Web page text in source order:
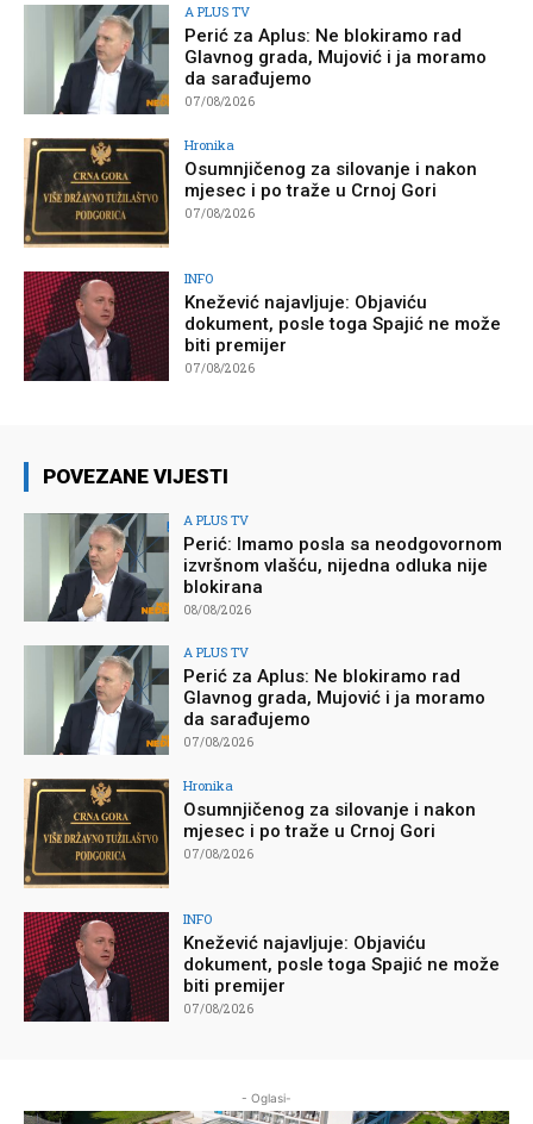
A PLUS TV
Perić za Aplus: Ne blokiramo rad
Glavnog grada, Mujović i ja moramo
da sarađujemo
07/08/2026
Hronika
Osumnjičenog za silovanje i nakon
mjesec i po traže u Crnoj Gori
07/08/2026
INFO
Knežević najavljuje: Objaviću
dokument, posle toga Spajić ne može
biti premijer
07/08/2026
POVEZANE VIJESTI
A PLUS TV
Perić: Imamo posla sa neodgovornom
izvršnom vlašću, nijedna odluka nije
blokirana
08/08/2026
A PLUS TV
Perić za Aplus: Ne blokiramo rad
Glavnog grada, Mujović i ja moramo
da sarađujemo
07/08/2026
Hronika
Osumnjičenog za silovanje i nakon
mjesec i po traže u Crnoj Gori
07/08/2026
INFO
Knežević najavljuje: Objaviću
dokument, posle toga Spajić ne može
biti premijer
07/08/2026
- Oglasi-